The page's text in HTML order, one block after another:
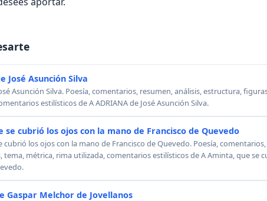
José Asunción Silva
Asunción Silva. Poesía, comentarios, resumen, análisis, estructura,
estilísticos de A ADRIANA de José Asunción Silva.
se cubrió los ojos con la mano de Francisco de Quevedo
cubrió los ojos con la mano de Francisco de Quevedo. Poesía,
tema, métrica, rima utilizada, comentarios estilísticos de A Aminta, que se
Gaspar Melchor de Jovellanos